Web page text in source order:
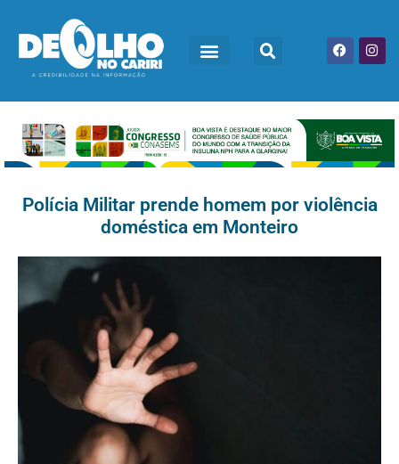
Polícia Militar prende homem por violência
doméstica em Monteiro